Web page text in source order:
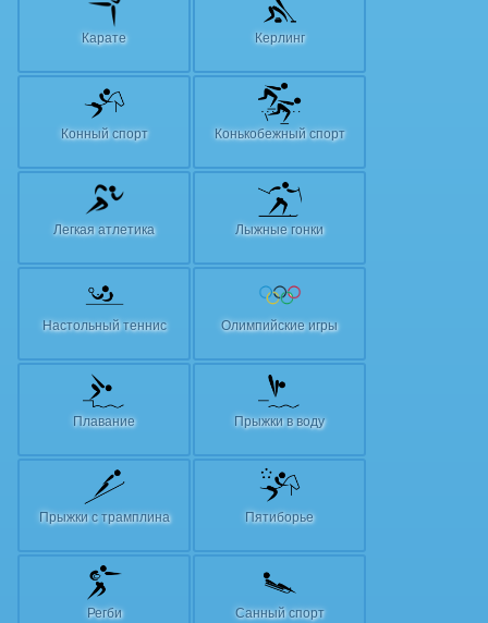
Карате Керлинг
Конный спорт Конькобежный спорт
Легкая атлетика Лыжные гонки
Настольный теннис Олимпийские игры
Плавание Прыжки в воду
Прыжки с трамплина Пятиборье
Регби Санный спорт